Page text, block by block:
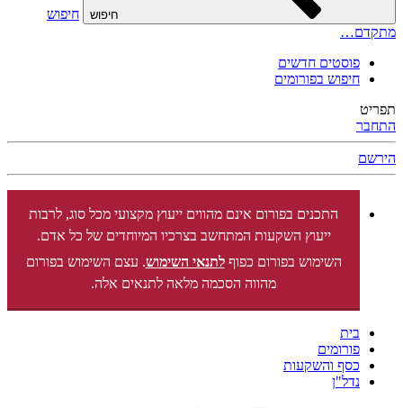
חיפוש
חיפוש
מתקדם…
פוסטים חדשים
חיפוש בפורומים
תפריט
התחבר
הירשם
התכנים בפורום אינם מהווים ייעוץ מקצועי מכל סוג, לרבות
ייעוץ השקעות המתחשב בצרכיו המיוחדים של כל אדם.
השימוש בפורום כפוףלתנאי השימוש. עצם השימוש בפורום
מהווה הסכמה מלאה לתנאים אלה.
בית
פורומים
כסף והשקעות
נדל"ן